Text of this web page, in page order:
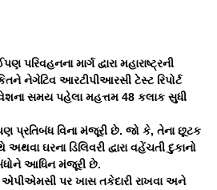
માર્ગ દ્વારા મહારાષ્ટ્રની
નેગેટિવ આરટીપીઆરસી ટેસ્ટ રિપોર્ટ
સમય પહેલા મહત્તમ 48 કલાક સુધી
પ્રતિબંધ વિના મંજૂરી છે. જો કે, તેના છૂટક
ઘરના ડિલિવરી દ્વારા વહેંચતી દુકાનો
આધિન મંજૂરી છે.
પર ખાસ તકેદારી રાખવા અને